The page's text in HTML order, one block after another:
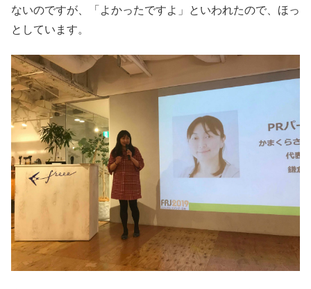
ないのですが、「よかったですよ」といわれたので、ほっ
としています。